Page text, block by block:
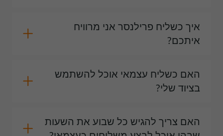
איך כשליח פרילנסר אני מרוויח
איתכם?
האם כשליח עצמאי אוכל להשתמש
בציוד שלי?
האם צריך להגיש כל שבוע את השעות